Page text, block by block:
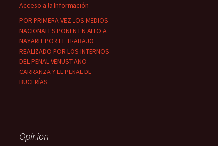
Acceso a la Información
POR PRIMERA VEZ LOS MEDIOS
NACIONALES PONEN EN ALTO A
NAYARIT POR EL TRABAJO
REALIZADO POR LOS INTERNOS
DEL PENAL VENUSTIANO
CARRANZA Y EL PENAL DE
BUCERÍAS
Opinion